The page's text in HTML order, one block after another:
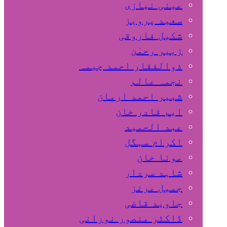
عینی نیازی
سعید پرویز
شکیل فاروقی
زبیر رحمٰن
ذوالفقار احمد چیمہ
نجمہ عالم
شبیر احمد ارمان
ایم قادر خان
عبد الحمید
اکرام سہگل
مونا خان
شاہد سردار
جمیل مرغز
جاوید قاضی
ڈاکٹر منصور نورانی